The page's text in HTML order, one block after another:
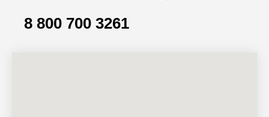
8 800 700 3261